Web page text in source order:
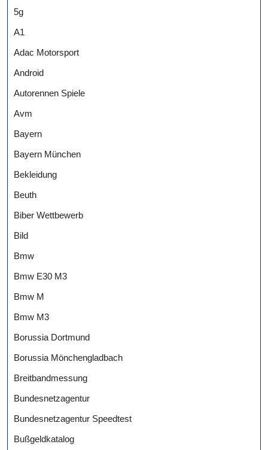
5g
A1
Adac Motorsport
Android
Autorennen Spiele
Avm
Bayern
Bayern München
Bekleidung
Beuth
Biber Wettbewerb
Bild
Bmw
Bmw E30 M3
Bmw M
Bmw M3
Borussia Dortmund
Borussia Mönchengladbach
Breitbandmessung
Bundesnetzagentur
Bundesnetzagentur Speedtest
Bußgeldkatalog